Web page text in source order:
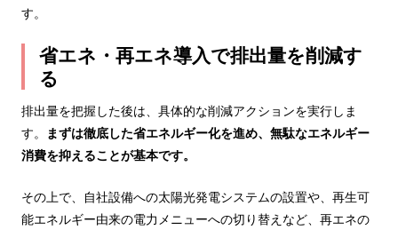
す。
省エネ・再エネ導入で排出量を削減す
る
排出量を把握した後は、具体的な削減アクションを実行しま
す。
まずは徹底した省エネルギー化を進め、無駄なエネルギー
消費を抑えることが基本です。
その上で、自社設備への太陽光発電システムの設置や、再生可
能エネルギー由来の電力メニューへの切り替えなど、再エネの